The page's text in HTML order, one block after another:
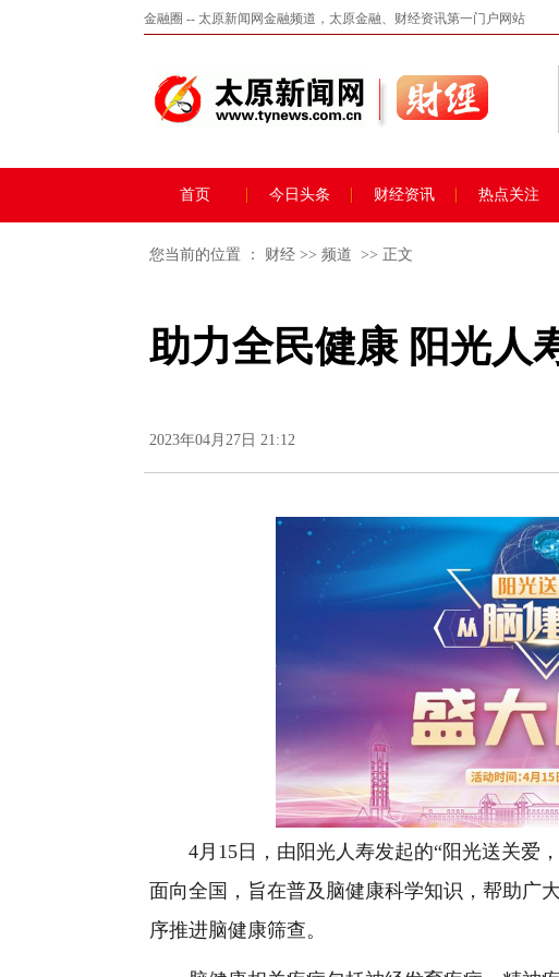
金融圈 -- 太原新闻网金融频道，太原金融、财经资讯第一门户网站
首页 今日头条 财经资讯 热点关注
您当前的位置 ： 财经 >> 频道 >> 正文
助力全民健康 阳光人
2023年04月27日 21:12
4月15日，由阳光人寿发起的“阳光送关爱
面向全国，旨在普及脑健康科学知识，帮助广
序推进脑健康筛查。